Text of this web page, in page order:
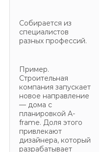
Собирается из
специалистов
разных профессий.
Пример.
Строительная
компания запускает
новое направление
— дома с
планировкой A-
frame. Доля этого
привлекают
дизайнера, который
разрабатывает